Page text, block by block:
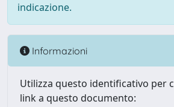
indicazione.
Informazioni
Utilizza questo identificativo per
link a questo documento: